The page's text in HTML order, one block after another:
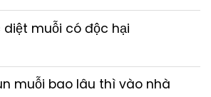
diệt muỗi có độc hại
muỗi bao lâu thì vào nhà